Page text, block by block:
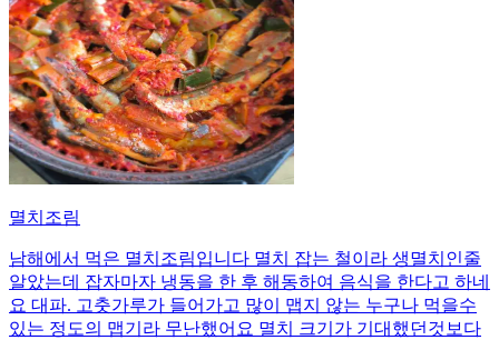
멸치조림
남해에서 먹은 멸치조림입니다 멸치 잡는 철이라 생멸치인줄
알았는데 잡자마자 냉동을 한 후 해동하여 음식을 한다고 하네
요 대파. 고춧가루가 들어가고 많이 맵지 않는 누구나 먹을수
있는 정도의 맵기라 무난했어요 멸치 크기가 기대했던것보다